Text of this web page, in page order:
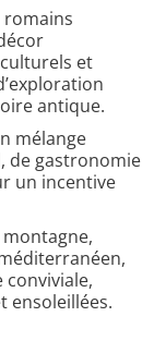
romains
et
antique.
mélange
de gastronomie
un incentive
conviviale,
ensoleillées.